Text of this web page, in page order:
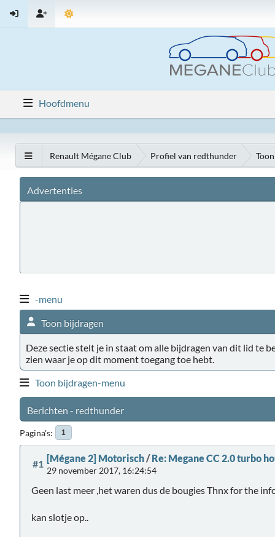
Hoofdmenu
Renault Mégane Club Profiel van redthunder
Advertenties
-menu
Toon bijdragen
Deze sectie stelt je in staat om alle bijdragen van dit lid te
zien waar je op dit moment toegang toe hebt.
Toon bijdragen-menu
Berichten - redthunder
Pagina's 1
#1 [Mégane 2] Motorisch/Re: Megane CC 2.0 turbo
29 november 2017, 16:24:54
Geen last meer ,het waren dus de bougies Thnx for the
kan slotje op..